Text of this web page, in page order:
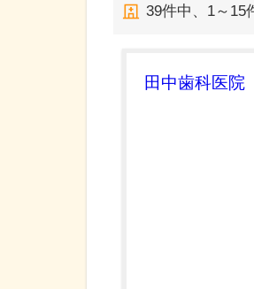
39件中、 1～15
田中歯科医院